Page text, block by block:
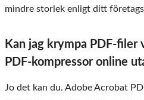
mindre storlek enligt ditt företags
Kan jag krympa PDF-filer
PDF-kompressor online
Jo det kan du. Adobe Acrobat